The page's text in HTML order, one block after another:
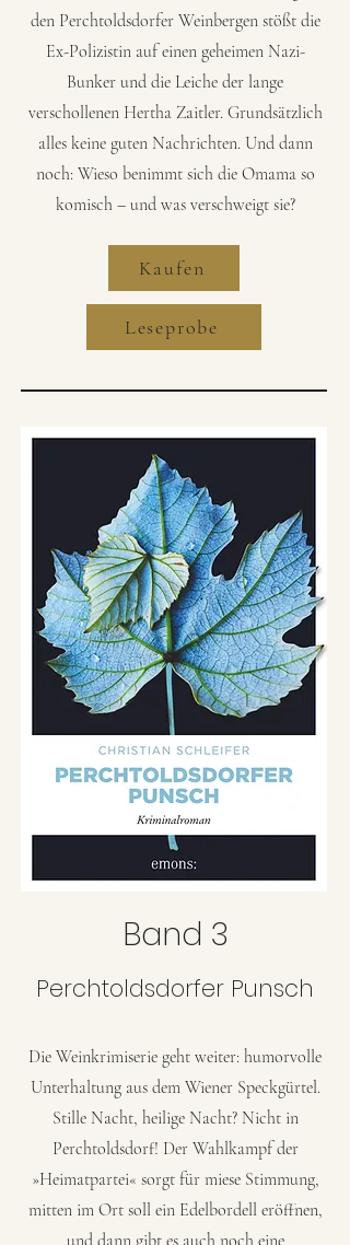
den Perchtoldsdorfer Weinbergen stößt die
Ex-Polizistin auf einen geheimen Nazi-
Bunker und die Leiche der lange
verschollenen Hertha Zaitler. Grundsätzlich
alles keine guten Nachrichten. Und dann
noch: Wieso benimmt sich die Omama so
komisch – und was verschweigt sie?
Kaufen
Leseprobe
Band 3
Perchtoldsdorfer Punsch
Die Weinkrimiserie geht weiter: humorvolle
Unterhaltung aus dem Wiener Speckgürtel.
Stille Nacht, heilige Nacht? Nicht in
Perchtoldsdorf! Der Wahlkampf der
»Heimatpartei« sorgt für miese Stimmung,
mitten im Ort soll ein Edelbordell eröffnen,
und dann gibt es auch noch eine